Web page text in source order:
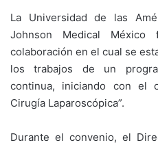
La Universidad de las
Johnson Medical
colaboración en el cual se
los trabajos de un
continua, iniciando con el
Cirugía Laparoscópica”.
Durante el convenio, el